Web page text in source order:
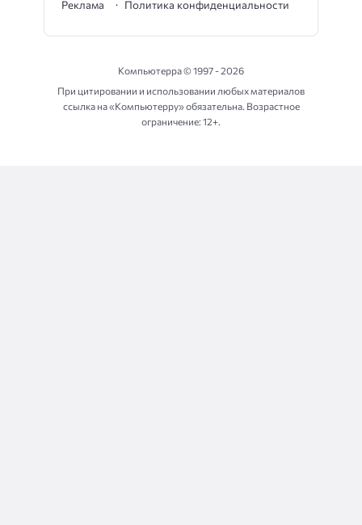
Реклама
Политика конфиденциальности
Компьютерра ©1997 - 2026
При цитировании и использовании любых материалов
ссылка на «Компьютерру» обязательна. Возрастное
ограничение: 12+.